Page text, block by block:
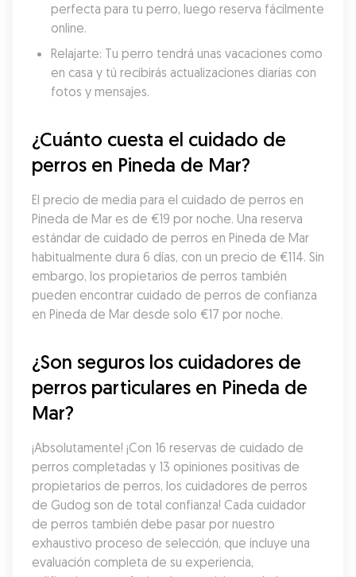
perfecta para tu perro, luego reserva fácilmente
online.
Relajarte: Tu perro tendrá unas vacaciones como
en casa y tú recibirás actualizaciones diarias con
fotos y mensajes.
¿Cuánto cuesta el cuidado de
perros en Pineda de Mar?
El precio de media para el cuidado de perros en
Pineda de Mar es de €19 por noche. Una reserva
estándar de cuidado de perros en Pineda de Mar
habitualmente dura 6 días, con un precio de €114. Sin
embargo, los propietarios de perros también
pueden encontrar cuidado de perros de confianza
en Pineda de Mar desde solo €17 por noche.
¿Son seguros los cuidadores de
perros particulares en Pineda de
Mar?
¡Absolutamente! ¡Con 16 reservas de cuidado de
perros completadas y 13 opiniones positivas de
propietarios de perros, los cuidadores de perros
de Gudog son de total confianza! Cada cuidador
de perros también debe pasar por nuestro
exhaustivo proceso de selección, que incluye una
evaluación completa de su experiencia,